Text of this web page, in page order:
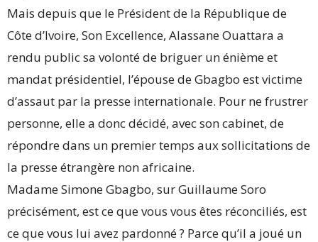
Mais depuis que le Président de la République de
Côte d’Ivoire, Son Excellence, Alassane Ouattara a
rendu public sa volonté de briguer un énième et
mandat présidentiel, l’épouse de Gbagbo est victime
d’assaut par la presse internationale. Pour ne frustrer
personne, elle a donc décidé, avec son cabinet, de
répondre dans un premier temps aux sollicitations de
la presse étrangère non africaine.
Madame Simone Gbagbo, sur Guillaume Soro
précisément, est ce que vous vous êtes réconciliés, est
ce que vous lui avez pardonné ? Parce qu’il a joué un